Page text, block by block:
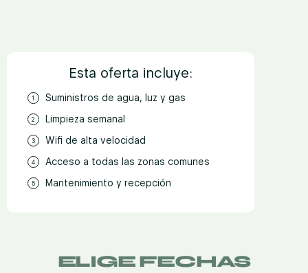
Esta oferta incluye:
Suministros de agua, luz y gas
Limpieza semanal
Wifi de alta velocidad
Acceso a todas las zonas comunes
Mantenimiento y recepción
ELIGE FECHAS